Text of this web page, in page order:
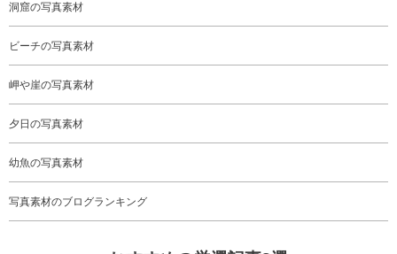
洞窟の写真素材
ビーチの写真素材
岬や崖の写真素材
夕日の写真素材
幼魚の写真素材
写真素材のブログランキング